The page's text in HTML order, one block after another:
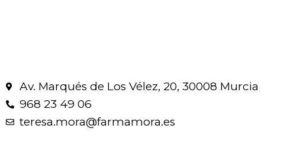
Av. Marqués de Los Vélez, 20, 30008 Murcia
968 23 49 06
teresa.mora@farmamora.es